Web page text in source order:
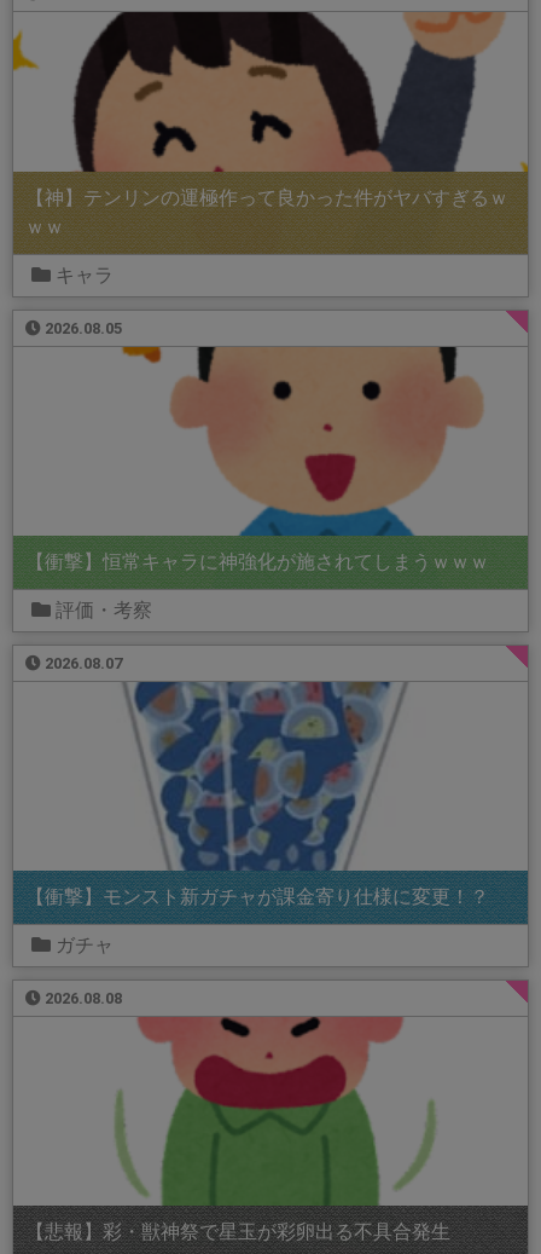
【神】テンリンの運極作って良かった件がヤバすぎるｗ
ｗｗ
キャラ
2026.08.05
【衝撃】恒常キャラに神強化が施されてしまうｗｗｗ
評価・考察
2026.08.07
【衝撃】モンスト新ガチャが課金寄り仕様に変更！？
ガチャ
2026.08.08
【悲報】彩・獣神祭で星玉が彩卵出る不具合発生